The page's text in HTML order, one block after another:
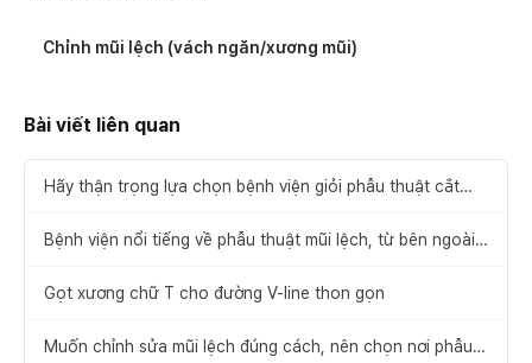
Chỉnh mũi lệch (vách ngăn/xương mũi)
Bài viết liên quan
Hãy thận trọng lựa chọn bệnh viện giỏi phẫu thuật cắt
Bệnh viện nổi tiếng về phẫu thuật mũi lệch, từ bên ngoài
Gọt xương chữ T cho đường V-line thon gọn
Muốn chỉnh sửa mũi lệch đúng cách, nên chọn nơi phẫu